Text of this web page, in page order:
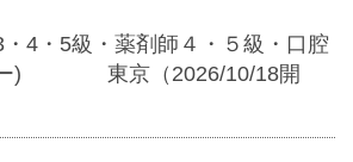
4・5級・薬剤師４・５級・口腔
ー) 東京（2026/10/18開